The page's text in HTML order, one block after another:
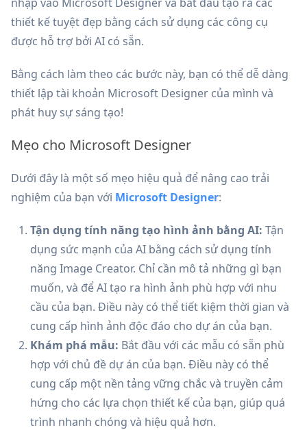
thiết kế tuyệt đẹp bằng cách sử dụng các công cụ
được hỗ trợ bởi AI có sẵn.
Bằng cách làm theo các bước này, bạn có thể dễ dàng
thiết lập tài khoản Microsoft Designer của mình và
phát huy sự sáng tạo!
Mẹo cho Microsoft Designer
Dưới đây là một số mẹo hiệu quả để nâng cao trải
nghiệm của bạn với Microsoft Designer:
Tận dụng tính năng tạo hình ảnh bằng AI: Tận
dụng sức mạnh của AI bằng cách sử dụng tính
năng Image Creator. Chỉ cần mô tả những gì bạn
muốn, và để AI tạo ra hình ảnh phù hợp với nhu
cầu của bạn. Điều này có thể tiết kiệm thời gian và
cung cấp hình ảnh độc đáo cho dự án của bạn.
Khám phá mẫu: Bắt đầu với các mẫu có sẵn phù
hợp với chủ đề dự án của bạn. Điều này có thể
cung cấp một nền tảng vững chắc và truyền cảm
hứng cho các lựa chọn thiết kế của bạn, giúp quá
trình nhanh chóng và hiệu quả hơn.